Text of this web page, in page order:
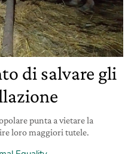
di salvare gli
punta a vietare la
loro maggiori tutele.